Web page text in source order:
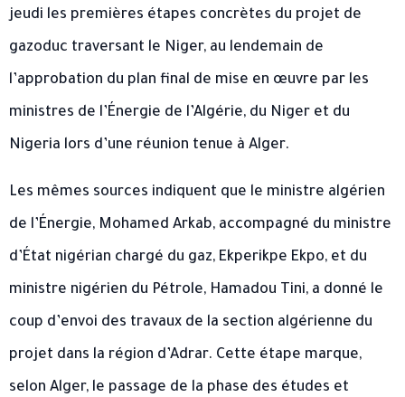
jeudi les premières étapes concrètes du projet de
gazoduc traversant le Niger, au lendemain de
l’approbation du plan final de mise en œuvre par les
ministres de l’Énergie de l’Algérie, du Niger et du
Nigeria lors d’une réunion tenue à Alger.
Les mêmes sources indiquent que le ministre algérien
de l’Énergie, Mohamed Arkab, accompagné du ministre
d’État nigérian chargé du gaz, Ekperikpe Ekpo, et du
ministre nigérien du Pétrole, Hamadou Tini, a donné le
coup d’envoi des travaux de la section algérienne du
projet dans la région d’Adrar. Cette étape marque,
selon Alger, le passage de la phase des études et